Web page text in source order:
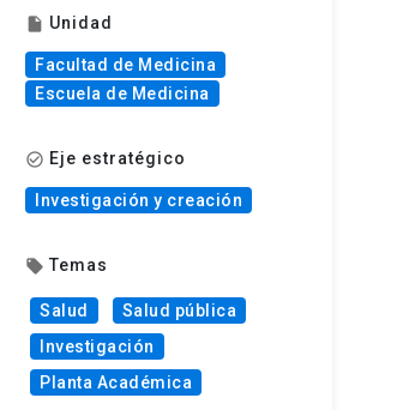
insert_drive_file Unidad
Facultad de Medicina
Escuela de Medicina
check_circle_outline Eje estratégico
Investigación y creación
local_offer Temas
Salud
Salud pública
Investigación
Planta Académica